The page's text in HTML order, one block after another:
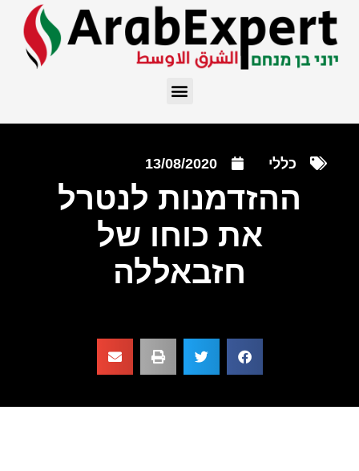
כללי 13/08/2020
ההזדמנות לנטרל
את כוחו של
חזבאללה